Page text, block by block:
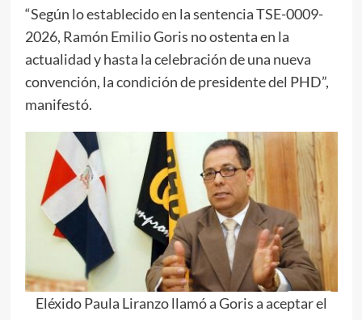
“Según lo establecido en la sentencia TSE-0009-
2026, Ramón Emilio Goris no ostenta en la
actualidad y hasta la celebración de una nueva
convención, la condición de presidente del PHD”,
manifestó.
Eléxido Paula Liranzo llamó a Goris a aceptar el